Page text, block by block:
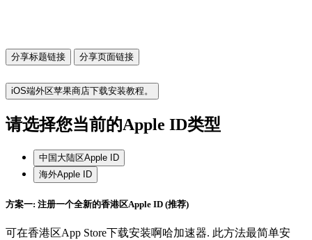
分享标题链接 分享页面链接
iOS端外区苹果商店下载安装教程。
请选择您当前的Apple ID类型
中国大陆区Apple ID
海外Apple ID
方案一: 注册一个全新的香港区Apple ID (推荐)
可在香港区App Store下载安装啊哈加速器. 此方法最简单安